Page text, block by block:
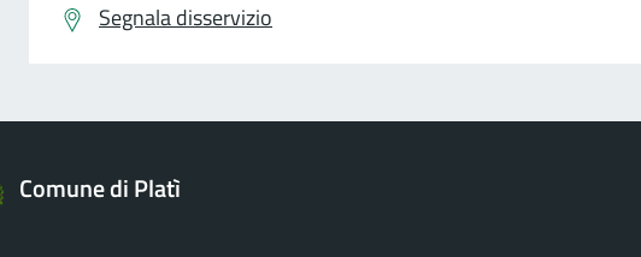
Segnala disservizio
Comune di Platì